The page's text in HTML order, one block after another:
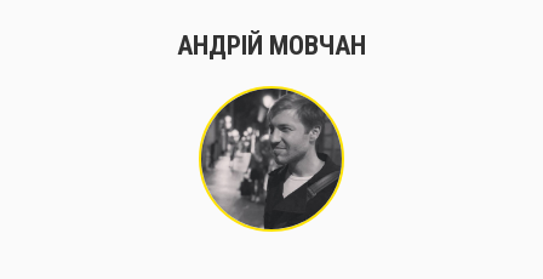
АНДРІЙ МОВЧАН